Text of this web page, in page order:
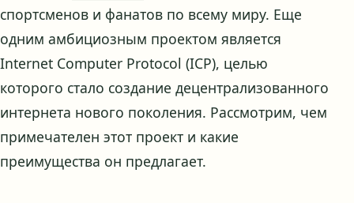
спортсменов и фанатов по всему миру. Еще
одним амбициозным проектом является
Internet Computer Protocol (ICP), целью
которого стало создание децентрализованного
интернета нового поколения. Рассмотрим, чем
примечателен этот проект и какие
преимущества он предлагает.